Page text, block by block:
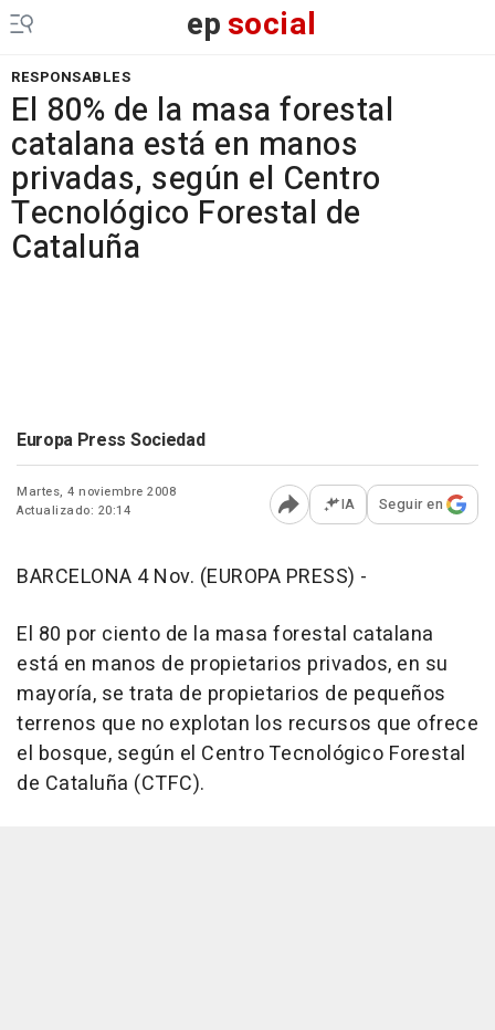
epsocial
RESPONSABLES
El 80% de la masa forestal
catalana está en manos
privadas, según el Centro
Tecnológico Forestal de
Cataluña
Europa Press Sociedad
Martes, 4 noviembre 2008
Actualizado: 20:14
Abrir opciones para
IA Seguir en
BARCELONA 4 Nov. (EUROPA PRESS) -
El 80 por ciento de la masa forestal catalana
está en manos de propietarios privados, en su
mayoría, se trata de propietarios de pequeños
terrenos que no explotan los recursos que ofrece
el bosque, según el Centro Tecnológico Forestal
de Cataluña (CTFC).